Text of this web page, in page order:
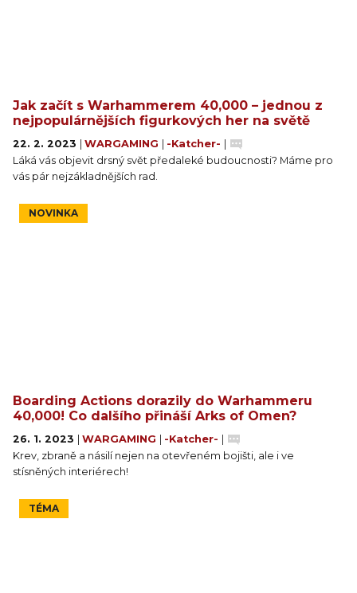
Jak začít s Warhammerem 40,000 – jednou z
nejpopulárnějších figurkových her na světě
22. 2. 2023 WARGAMING -Katcher-
Láká vás objevit drsný svět předaleké budoucnosti? Máme pro
vás pár nejzákladnějších rad.
NOVINKA
Boarding Actions dorazily do Warhammeru
40,000! Co dalšího přináší Arks of Omen?
26. 1. 2023 WARGAMING -Katcher-
Krev, zbraně a násilí nejen na otevřeném bojišti, ale i ve
stísněných interiérech!
TÉMA